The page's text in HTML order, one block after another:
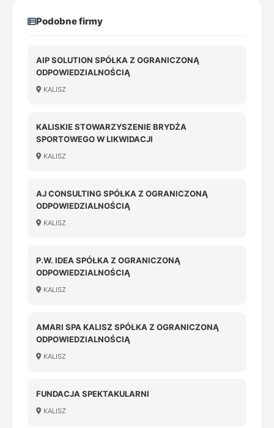
Podobne firmy
AIP SOLUTION SPÓŁKA Z OGRANICZONĄ
ODPOWIEDZIALNOŚCIĄ
KALISZ
KALISKIE STOWARZYSZENIE BRYDŻA
SPORTOWEGO W LIKWIDACJI
KALISZ
AJ CONSULTING SPÓŁKA Z OGRANICZONĄ
ODPOWIEDZIALNOŚCIĄ
KALISZ
P.W. IDEA SPÓŁKA Z OGRANICZONĄ
ODPOWIEDZIALNOŚCIĄ
KALISZ
AMARI SPA KALISZ SPÓŁKA Z OGRANICZONĄ
ODPOWIEDZIALNOŚCIĄ
KALISZ
FUNDACJA SPEKTAKULARNI
KALISZ